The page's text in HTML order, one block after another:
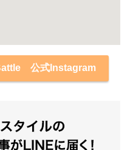
公式Instagram